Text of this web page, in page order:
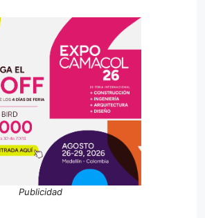
Publicidad